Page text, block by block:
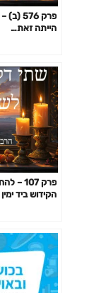
פרק
הייתה זאת…
פרק
הקידוש ביד ימין